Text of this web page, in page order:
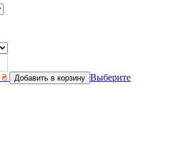
₴ Добавить в корзину Выберите